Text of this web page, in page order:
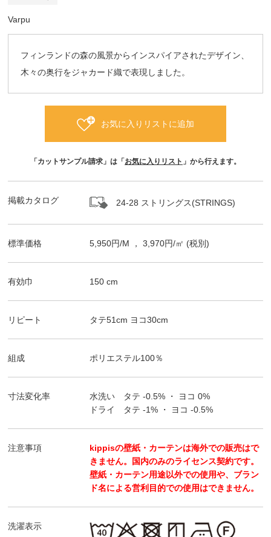
Varpu
フィンランドの森の風景からインスパイアされたデザイン、
木々の奥行をジャカード織で表現しました。
お気に入りリストに追加
「カットサンプル請求」は「 お気に入りリスト 」から行えます。
掲載カタログ 24-28 ストリングス(STRINGS)
標準価格 5,950円/M ，3,970円/㎡ (税別)
有効巾 150 cm
リピート タテ51cm ヨコ30cm
組成 ポリエステル100％
寸法変化率 水洗い タテ-0.5% ・ ヨコ0%
ドライ タテ-1% ・ ヨコ-0.5%
注意事項
kippisの壁紙・カーテンは海外での販売はで
きません。国内のみのライセンス契約です。
壁紙・カーテン用途以外での使用や、ブラン
ド名による営利目的での使用はできません。
洗濯表示